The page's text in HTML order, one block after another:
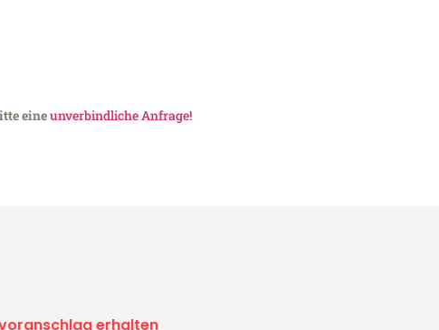
eineunverbindliche Anfrage!
erhalten